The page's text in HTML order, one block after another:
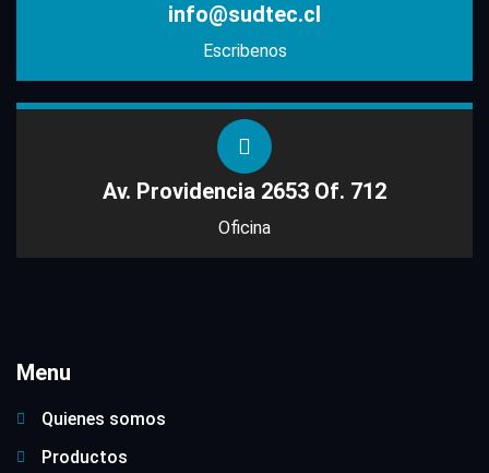
info@sudtec.cl
Escribenos
Av. Providencia 2653 Of. 712
Oficina
Menu
Quienes somos
Productos